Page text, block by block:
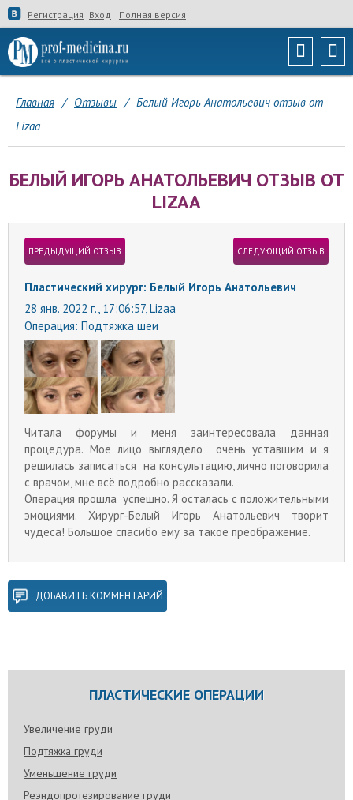
Регистрация Вход Полная версия
Главная / Отзывы / Белый Игорь Анатольевич отзыв от
Lizaa
БЕЛЫЙ ИГОРЬ АНАТОЛЬЕВИЧ ОТЗЫВ ОТ
LIZAA
ПРЕДЫДУЩИЙ ОТЗЫВ СЛЕДУЮЩИЙ ОТЗЫВ
Пластический хирург: Белый Игорь Анатольевич
28 янв. 2022 г., 17:06:57, Lizaa
Операция: Подтяжка шеи
Читала форумы и меня заинтересовала данная
процедура. Моё лицо выглядело очень уставшим и я
решилась записаться на консультацию, лично поговорила
с врачом, мне всё подробно рассказали.
Операция прошла успешно. Я осталась с положительными
эмоциями. Хирург-Белый Игорь Анатольевич творит
чудеса! Большое спасибо ему за такое преображениe.
ДОБАВИТЬ КОММЕНТАРИЙ
ПЛАСТИЧЕСКИЕ ОПЕРАЦИИ
Увеличение груди
Подтяжка груди
Уменьшение груди
Реэндопротезирование груди